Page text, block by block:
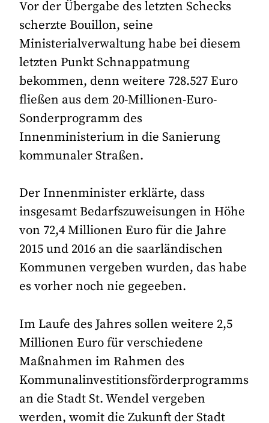
Vor der Übergabe des letzten Schecks
scherzte Bouillon, seine
Ministerialverwaltung habe bei diesem
letzten Punkt Schnappatmung
bekommen, denn weitere 728.527 Euro
fließen aus dem 20-Millionen-Euro-
Sonderprogramm des
Innenministerium in die Sanierung
kommunaler Straßen.
Der Innenminister erklärte, dass
insgesamt Bedarfszuweisungen in Höhe
von 72,4 Millionen Euro für die Jahre
2015 und 2016 an die saarländischen
Kommunen vergeben wurden, das habe
es vorher noch nie gegeeben.
Im Laufe des Jahres sollen weitere 2,5
Millionen Euro für verschiedene
Maßnahmen im Rahmen des
Kommunalinvestitionsförderprogramms
an die Stadt St. Wendel vergeben
werden, womit die Zukunft der Stadt